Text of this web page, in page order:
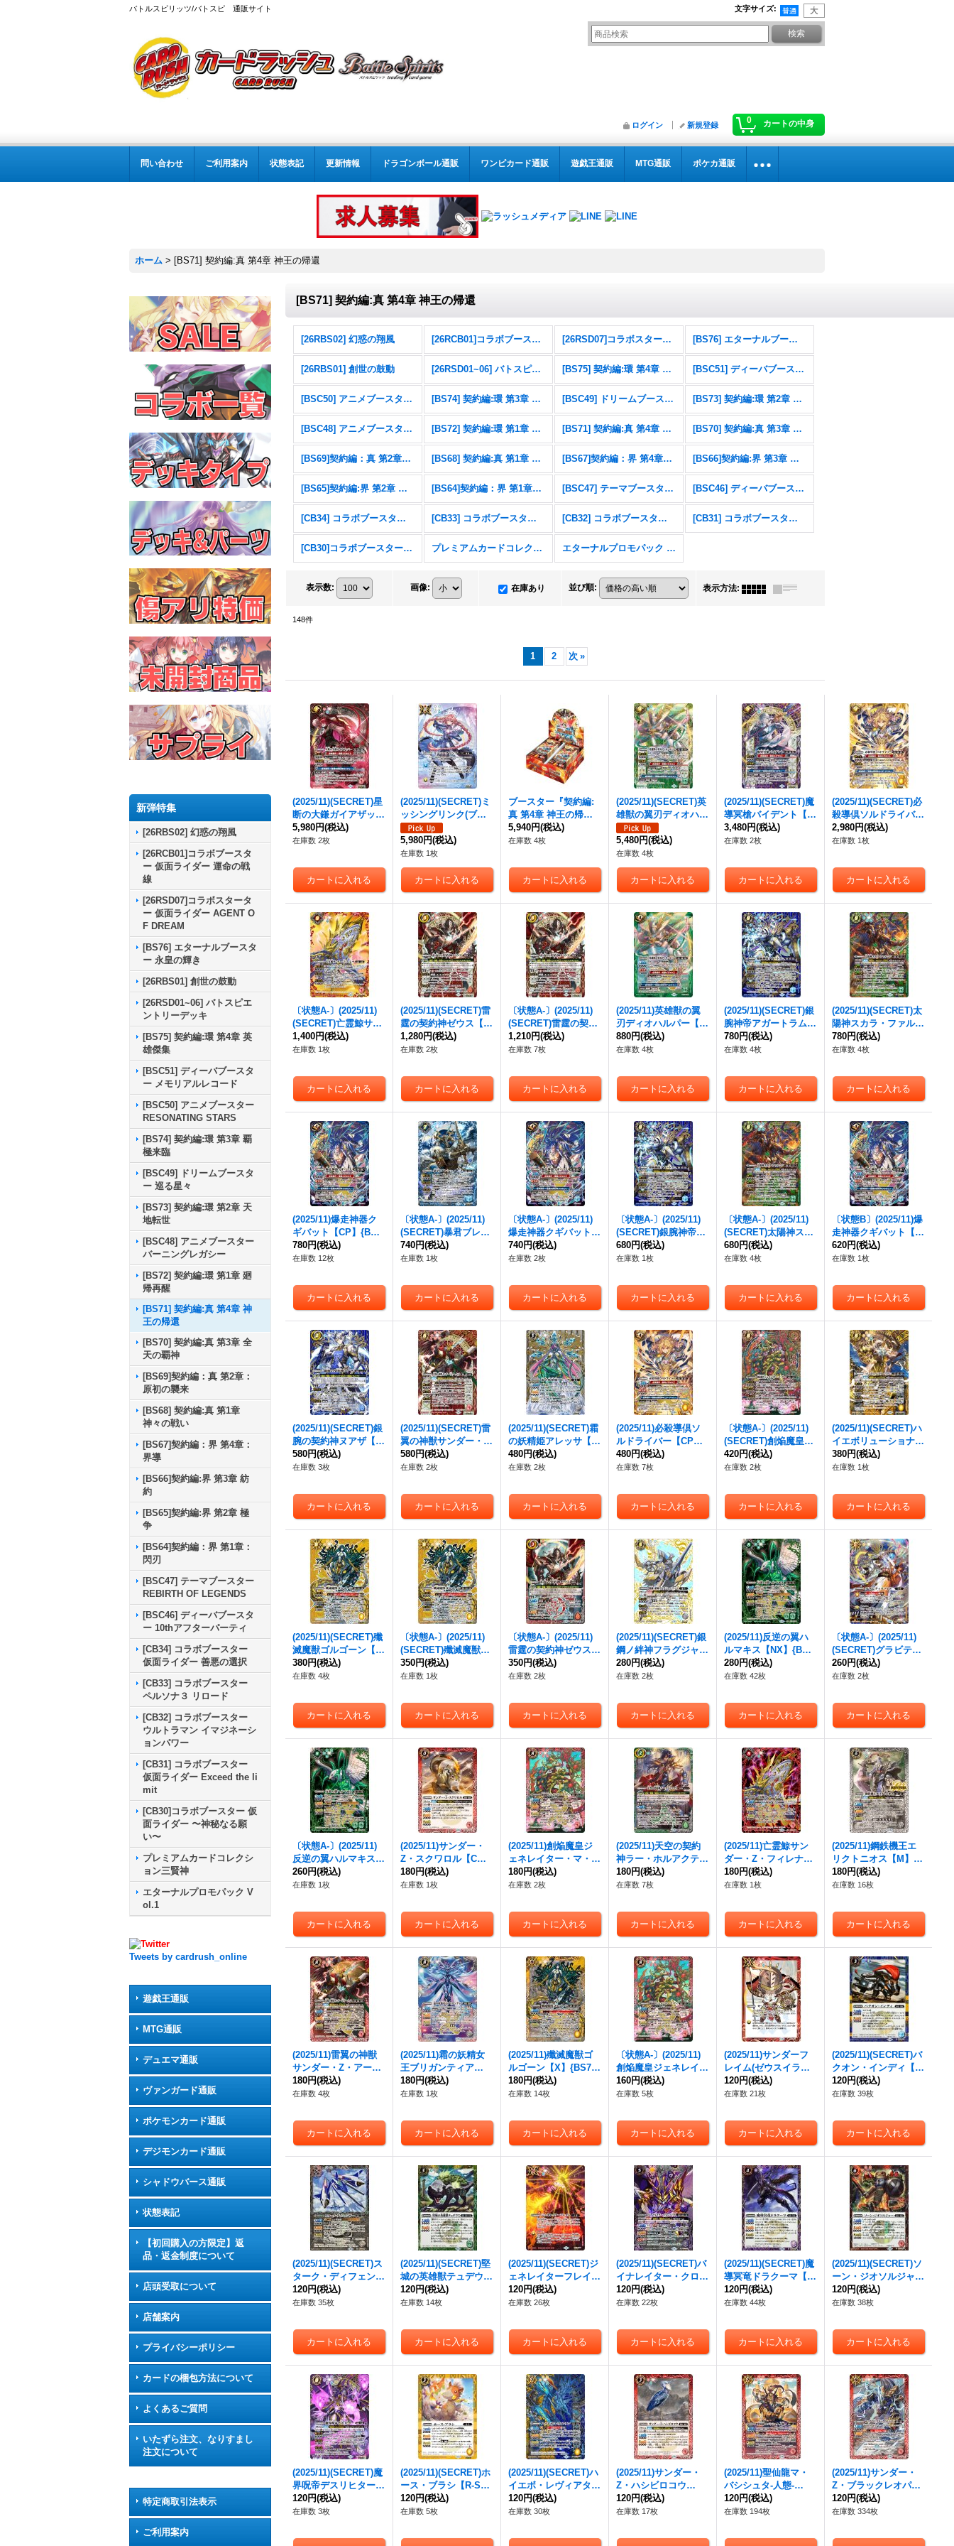
バトルスピリッツ/バトスピ 通販サイト 文字サイズ:
0 カートの中身
ログイン 新規登録
問い合わせ ご利用案内 状態表記 更新情報 ドラゴンボール通販 ワンピカード通販 遊戯王通販 MTG通販 ポケカ通販
ホーム > [BS71] 契約編:真 第4章 神王の帰還
新弾特集
[26RBS02] 幻惑の翔風
[26RCB01]コラボブースタ
ー 仮面ライダー 運命の戦
線
[26RSD07]コラボスタータ
ー 仮面ライダー AGENT O
F DREAM
[BS76] エターナルブースタ
ー 永皇の輝き
[26RBS01] 創世の鼓動
[26RSD01~06] バトスピエ
ントリーデッキ
[BS75] 契約編:環 第4章 英
雄傑集
[BSC51] ディーバブースタ
ー メモリアルレコード
[BSC50] アニメブースター
RESONATING STARS
[BS74] 契約編:環 第3章 覇
極来臨
[BSC49] ドリームブースタ
ー 巡る星々
[BS73] 契約編:環 第2章 天
地転世
[BSC48] アニメブースター
バーニングレガシー
[BS72] 契約編:環 第1章 廻
帰再醒
[BS71] 契約編:真 第4章 神
王の帰還
[BS70] 契約編:真 第3章 全
天の覇神
[BS69]契約編：真 第2章：
原初の襲来
[BS68] 契約編:真 第1章
神々の戦い
[BS67]契約編：界 第4章：
界導
[BS66]契約編:界 第3章 紡
約
[BS65]契約編:界 第2章 極
争
[BS64]契約編：界 第1章：
閃刃
[BSC47] テーマブースター
REBIRTH OF LEGENDS
[BSC46] ディーバブースタ
ー 10thアフターパーティ
[CB34] コラボブースター
仮面ライダー 善悪の選択
[CB33] コラボブースター
ペルソナ３ リロード
[CB32] コラボブースター
ウルトラマン イマジネーシ
ョンパワー
[CB31] コラボブースター
仮面ライダー Exceed the li
mit
[CB30]コラボブースター 仮
面ライダー 〜神秘なる願
い〜
プレミアムカードコレクシ
ョン三賢神
エターナルプロモパック V
ol.1
Tweets by cardrush_online
遊戯王通販
MTG通販
デュエマ通販
ヴァンガード通販
ポケモンカード通販
デジモンカード通販
シャドウバース通販
状態表記
【初回購入の方限定】返
品・返金制度について
店頭受取について
店舗案内
プライバシーポリシー
カードの梱包方法について
よくあるご質問
いたずら注文、なりすまし
注文について
特定商取引法表示
ご利用案内
[BS71] 契約編:真 第4章 神王の帰還
[26RBS02] 幻惑の翔風 [26RCB01]コラボブースター 仮面ライダー 運命の戦線 [26RSD07]コラボスターター 仮面ライダー AGENT OF DREAM [BS76] エターナルブースター 永皇の輝き
[26RBS01] 創世の鼓動 [26RSD01~06] バトスピエントリーデッキ [BS75] 契約編:環 第4章 英雄傑集 [BSC51] ディーバブースター メモリアルレコード
[BSC50] アニメブースター RESONATING STARS [BS74] 契約編:環 第3章 覇極来臨 [BSC49] ドリームブースター 巡る星々 [BS73] 契約編:環 第2章 天地転世
[BSC48] アニメブースター バーニングレガシー [BS72] 契約編:環 第1章 廻帰再醒 [BS71] 契約編:真 第4章 神王の帰還 [BS70] 契約編:真 第3章 全天の覇神
[BS69]契約編：真 第2章：原初の襲来 [BS68] 契約編:真 第1章 神々の戦い [BS67]契約編：界 第4章：界導 [BS66]契約編:界 第3章 紡約
[BS65]契約編:界 第2章 極争 [BS64]契約編：界 第1章：閃刃 [BSC47] テーマブースター REBIRTH OF LEGENDS [BSC46] ディーバブースター 10thアフターパーティ
[CB34] コラボブースター 仮面ライダー 善悪の選択 [CB33] コラボブースター ペルソナ３ リロード [CB32] コラボブースター ウルトラマン イマジネーションパワー [CB31] コラボブースター 仮面ライダー Exceed the limit
[CB30]コラボブースター 仮面ライダー 〜神秘なる願い〜 プレミアムカードコレクション三賢神 エターナルプロモパック Vol.1
表示数: 画像: 在庫あり 並び順: 表示方法:
148件
1 2 次 »
(2025/11)(SECRET)星
断の大鎌ガイアザッパ
ー【CP-SEC】{BS71-
CP01}《赤》
5,980円(税込)
在庫数 2枚
(2025/11)(SECRET)ミ
ッシングリンク(ブリ
ギットイラスト)【R-S
EC】{BS70-085}
《白》
5,980円(税込)
在庫数 1枚
ブースター『契約編:
真 第4章 神王の帰還
[BS71] 』【-】{-}《未
開封BOX》
5,940円(税込)
在庫数 4枚
(2025/11)(SECRET)英
雄獣の翼刃ディオハル
パー【CP-SEC】{BS7
1-CP03}《緑》
5,480円(税込)
在庫数 4枚
(2025/11)(SECRET)魔
導冥槍バイデント【C
P-SEC】{BS71-CP02}
《紫》
3,480円(税込)
在庫数 2枚
(2025/11)(SECRET)必
殺導倶ソルドライバー
【CP-SEC】{BS71-C
P05}《黄》
2,980円(税込)
在庫数 1枚
〔状態A-〕(2025/11)
(SECRET)亡霊鯨サン
ダー・Z・フィレナ
【NX-SEC】{BS71-N
1,400円(税込)
在庫数 1枚
(2025/11)(SECRET)雷
霆の契約神ゼウス【契
約X-SEC】{BS71-CX
01}《赤》
1,280円(税込)
在庫数 2枚
〔状態A-〕(2025/11)
(SECRET)雷霆の契約
神ゼウス【契約X-SE
C】{BS71-CX01}
1,210円(税込)
在庫数 7枚
(2025/11)英雄獣の翼
刃ディオハルパー【C
P】{BS71-CP03}
《緑》
880円(税込)
在庫数 4枚
(2025/11)(SECRET)銀
腕神帝アガートラム
【X-SEC】{BS71-X0
9}《青》
780円(税込)
在庫数 4枚
(2025/11)(SECRET)太
陽神スカラ・ファルコ
ン【X-SEC】{BS71-X
04}《緑》
780円(税込)
在庫数 4枚
(2025/11)爆走神器ク
ギバット【CP】{BS7
1-CP06}《青》
780円(税込)
在庫数 12枚
〔状態A-〕(2025/11)
(SECRET)暴君ブレシ
ュ【NX-SEC】{BS71-
NX03}《青》
740円(税込)
在庫数 1枚
〔状態A-〕(2025/11)
爆走神器クギバット
【CP】{BS71-CP06}
《青》
740円(税込)
在庫数 2枚
〔状態A-〕(2025/11)
(SECRET)銀腕神帝ア
ガートラム【X-SEC】
{BS71-X09}《青》
680円(税込)
在庫数 1枚
〔状態A-〕(2025/11)
(SECRET)太陽神スカ
ラ・ファルコン【X-S
EC】{BS71-X04}
680円(税込)
在庫数 4枚
〔状態B〕(2025/11)爆
走神器クギバット【C
P】{BS71-CP06}
《青》
620円(税込)
在庫数 1枚
(2025/11)(SECRET)銀
腕の契約神ヌアザ【契
約X-SEC】{BS71-CX
03}《青》
580円(税込)
在庫数 3枚
(2025/11)(SECRET)雷
翼の神獣サンダー・
Z・アークィラ【X-SE
C】{BS71-X01}《赤》
580円(税込)
在庫数 2枚
(2025/11)(SECRET)霜
の妖精姫アレッサ【M
-SEC】{BS71-035}
《白》
480円(税込)
在庫数 2枚
(2025/11)必殺導倶ソ
ルドライバー【CP】
{BS71-CP05}《黄》
480円(税込)
在庫数 7枚
〔状態A-〕(2025/11)
(SECRET)創焔魔皇ジ
ェネレイター・マ・グ
ー【CP-SEC】{BS71-
420円(税込)
在庫数 2枚
(2025/11)(SECRET)ハ
イエボリューショナ
ー・ウラノス【X-SE
C】{BS71-X08}《黄》
380円(税込)
在庫数 1枚
(2025/11)(SECRET)殲
滅魔獣ゴルゴーン【X-
SEC】{BS71-X07}
《黄》
380円(税込)
在庫数 4枚
〔状態A-〕(2025/11)
(SECRET)殲滅魔獣ゴ
ルゴーン【X-SEC】
{BS71-X07}《黄》
350円(税込)
在庫数 1枚
〔状態A-〕(2025/11)
雷霆の契約神ゼウス
【契約X】{BS71-CX0
1}《赤》
350円(税込)
在庫数 2枚
(2025/11)(SECRET)銀
鋼ノ絆神フラグジャッ
ジメント【X-SEC】
{BS71-X05}《白》
280円(税込)
在庫数 2枚
(2025/11)反逆の翼ハ
ルマキス【NX】{BS7
1-NX02}《緑》
280円(税込)
在庫数 42枚
〔状態A-〕(2025/11)
(SECRET)グラビティ
スフィア(ウラノスイ
ラスト)【R-SEC】{B
260円(税込)
在庫数 2枚
〔状態A-〕(2025/11)
反逆の翼ハルマキス
【NX】{BS71-NX02}
《緑》
260円(税込)
在庫数 1枚
(2025/11)サンダー・
Z・スクワロル【C】
{BS71-001}《赤》
180円(税込)
在庫数 1枚
(2025/11)創焔魔皇ジ
ェネレイター・マ・グ
ー【CP】{BS71-CP0
7}《赤》
180円(税込)
在庫数 2枚
(2025/11)天空の契約
神ラー・ホルアクティ
【契約X】{BS71-CX0
2}《緑》
180円(税込)
在庫数 7枚
(2025/11)亡霊鯨サン
ダー・Z・フィレナ
【NX】{BS71-NX01}
《赤》
180円(税込)
在庫数 1枚
(2025/11)鋼鉄機王エ
リクトニオス【M】{B
S71-RV003}《白》
180円(税込)
在庫数 16枚
(2025/11)雷翼の神獣
サンダー・Z・アーク
ィラ【X】{BS71-X01}
《赤》
180円(税込)
在庫数 4枚
(2025/11)霜の妖精女
王ブリガンティア
【X】{BS71-X06}
《白》
180円(税込)
在庫数 1枚
(2025/11)殲滅魔獣ゴ
ルゴーン【X】{BS71-
X07}《黄》
180円(税込)
在庫数 14枚
〔状態A-〕(2025/11)
創焔魔皇ジェネレイタ
ー・マ・グー【CP】
{BS71-CP07}《赤》
160円(税込)
在庫数 5枚
(2025/11)サンダーフ
レイム(ゼウスイラス
ト)【C】{BS71-074}
《赤》
120円(税込)
在庫数 21枚
(2025/11)(SECRET)バ
クオン・インディ【R-
SEC】{BS71-055}
《青》
120円(税込)
在庫数 39枚
(2025/11)(SECRET)ス
ターク・ディフェンザ
ー【R-SEC】{BS71-0
40}《白》
120円(税込)
在庫数 35枚
(2025/11)(SECRET)堅
城の英雄獣テュデウス
【R-SEC】{BS71-02
4}《緑》
120円(税込)
在庫数 14枚
(2025/11)(SECRET)ジ
ェネレイターフレイム
【CP-SEC】{BS71-C
P08}《赤》
120円(税込)
在庫数 26枚
(2025/11)(SECRET)バ
イナレイター・クロス
バット【M-SEC】{BS
71-019}《紫》
120円(税込)
在庫数 22枚
(2025/11)(SECRET)魔
導冥竜ドラクーマ【R-
SEC】{BS71-017}
《紫》
120円(税込)
在庫数 44枚
(2025/11)(SECRET)ソ
ーン・ジオソルジャー
【R-SEC】{BS71-00
8}《赤》
120円(税込)
在庫数 38枚
(2025/11)(SECRET)魔
界呪帝デスリヒター
【X-SEC】{BS71-X0
3}《紫》
120円(税込)
在庫数 3枚
(2025/11)(SECRET)ホ
ース・ブラシ【R-SE
C】{BS71-047}《黄》
120円(税込)
在庫数 5枚
(2025/11)(SECRET)ハ
イエボ・レヴィアタン
【M-SEC】{BS71-05
2}《多》
120円(税込)
在庫数 30枚
(2025/11)サンダー・
Z・ハシビロコウ
【C】{BS71-005}
《赤》
120円(税込)
在庫数 17枚
(2025/11)聖仙龍マ・
バシシュタ-人態-
【M】{BS71-010}
《赤》
120円(税込)
在庫数 194枚
(2025/11)サンダー・
Z・ブラックレオパル
ド【M】{BS71-011}
《赤》
120円(税込)
在庫数 334枚